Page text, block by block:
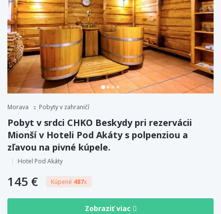
Morava Pobyty v zahraničí
Pobyt v srdci CHKO Beskydy pri rezervácii
Mionší v Hoteli Pod Akáty s polpenziou a
zľavou na pivné kúpele.
Hotel Pod Akáty
145 € Kúpené 487x
Zobraziť viac